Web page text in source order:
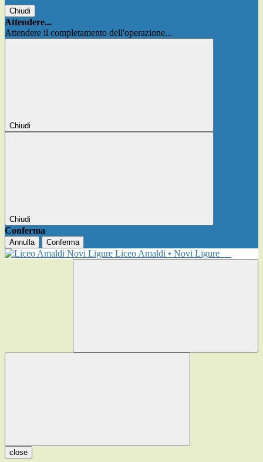
Chiudi
Attendere...
Attendere il completamento dell'operazione...
Chiudi
Chiudi
Conferma
Annulla Conferma
Liceo Amaldi • Novi Ligure
close